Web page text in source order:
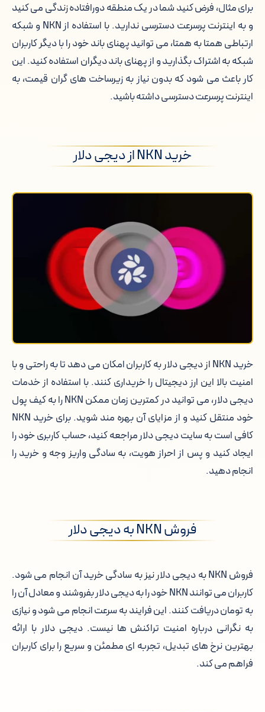
برای مثال، فرض کنید شما در یک منطقه دورافتاده زندگی می کنید
و به اینترنت پرسرعت دسترسی ندارید. با استفاده از NKN و شبکه
ارتباطی همتا به همتا، می توانید پهنای باند خود را با دیگر کاربران
شبکه به اشتراک بگذارید و از پهنای باند دیگران استفاده کنید. این
کار باعث می شود که بدون نیاز به زیرساخت های گران قیمت، به
اینترنت پرسرعت دسترسی داشته باشید.
خرید NKN از دیجی دلار
خرید NKN از دیجی دلار به کاربران امکان می دهد تا به راحتی و با
امنیت بالا این ارز دیجیتال را خریداری کنند. با استفاده از خدمات
دیجی دلار، می توانید در کمترین زمان ممکن NKN را به کیف پول
خود منتقل کنید و از مزایای آن بهره مند شوید. برای خرید NKN
کافی است به سایت دیجی دلار مراجعه کنید، حساب کاربری خود را
ایجاد کنید و پس از احراز هویت، به سادگی واریز وجه و خرید را
انجام دهید.
فروش NKN به دیجی دلار
فروش NKN به دیجی دلار نیز به سادگی خرید آن انجام می شود.
کاربران می توانند NKN خود را به دیجی دلار بفروشند و معادل آن را
به تومان دریافت کنند. این فرایند به سرعت انجام می شود و نیازی
به نگرانی درباره امنیت تراکنش ها نیست. دیجی دلار با ارائه
بهترین نرخ های تبدیل، تجربه ای مطمئن و سریع را برای کاربران
فراهم می کند.